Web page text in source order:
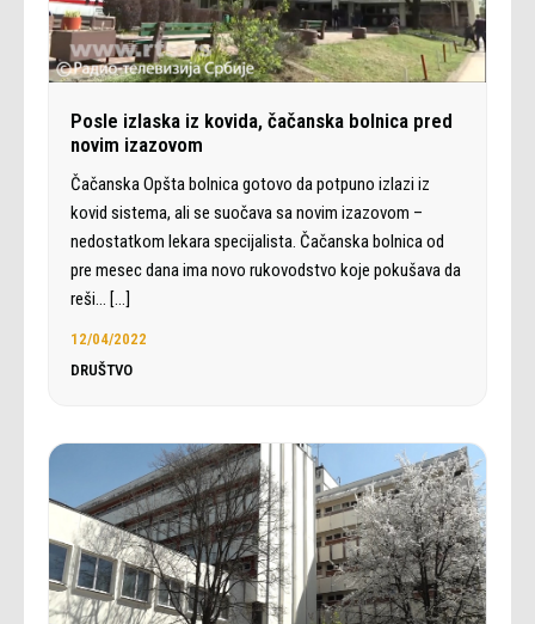
Posle izlaska iz kovida, čačanska bolnica pred
novim izazovom
Čačanska Opšta bolnica gotovo da potpuno izlazi iz
kovid sistema, ali se suočava sa novim izazovom –
nedostatkom lekara specijalista. Čačanska bolnica od
pre mesec dana ima novo rukovodstvo koje pokušava da
reši… […]
12/04/2022
DRUŠTVO